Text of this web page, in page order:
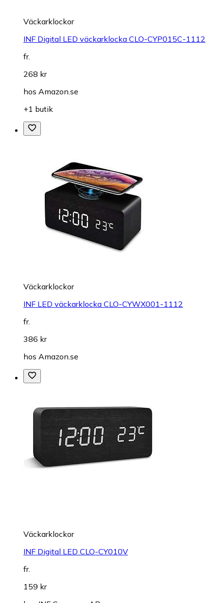
Väckarklockor
INF Digital LED väckarklocka CLO-CYP015C-1112
fr.
268 kr
hos Amazon.se
+1 butik
Väckarklockor
INF LED väckarklocka CLO-CYWX001-1112
fr.
386 kr
hos Amazon.se
Väckarklockor
INF Digital LED CLO-CY010V
fr.
159 kr